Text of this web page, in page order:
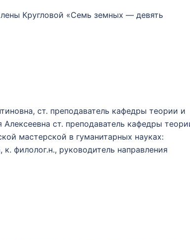
Кругловой «Семь земных — девять
ст. преподаватель кафедры теории и
ст. преподаватель кафедры
мастерской в гуманитарных науках:
филолог.н., руководитель направления